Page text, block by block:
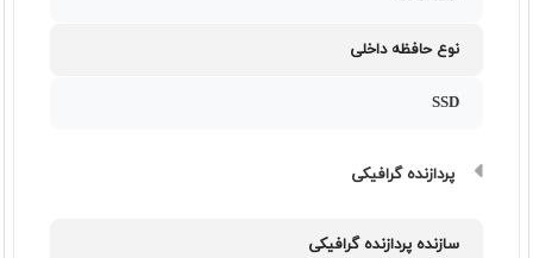
نوع حافظه داخلی
SSD
پردازنده گرافیکی
سازنده پردازنده گرافیکی